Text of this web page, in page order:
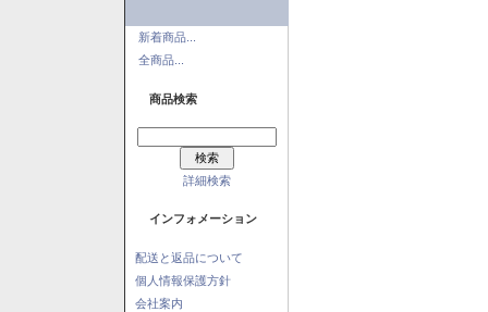
新着商品...
全商品...
商品検索
詳細検索
インフォメーション
配送と返品について
個人情報保護方針
会社案内